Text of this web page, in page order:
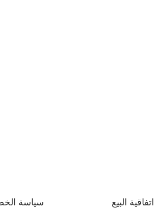
اتفاقية البيع
سياسة